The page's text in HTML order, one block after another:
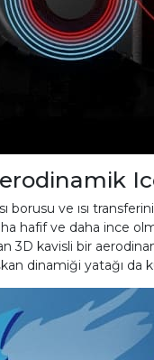
ve ısı
hafif ve daha ince
3D kavisli bir
dinamiği yatağı da